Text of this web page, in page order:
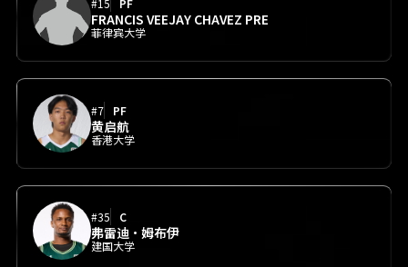
FRANCIS VEEJAY CHAVEZ PRE
菲律宾大学
#7 PF
黄启航
香港大学
#35 C
弗雷迪·姆布伊
建国大学